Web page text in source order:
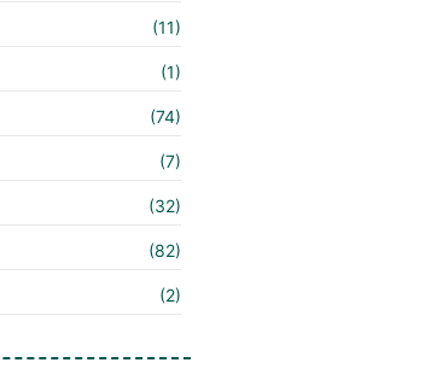
(11)
(1)
(74)
(7)
(32)
(82)
(2)